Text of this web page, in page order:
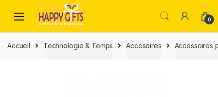
0
Accueil Technologie & Temps Accesoires Accessoires